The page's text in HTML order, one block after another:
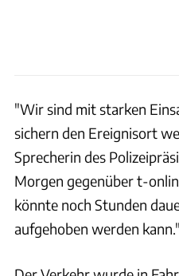
"Wir sind mit starken
sichern den Ereignisort
Sprecherin des
Morgen gegenüber t-
könnte noch Stunden
aufgehoben werden kann."